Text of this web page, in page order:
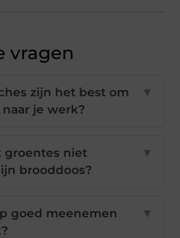
vragen
zijn het best om
je werk?
▼
groentes niet
brooddoos?
▼
goed meenemen
▼